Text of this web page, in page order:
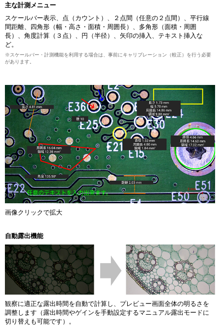
主な計測メニュー
スケールバー表示、点（カウント）、２点間（任意の２点間）、平行線
間距離、四角形（幅・高さ・面積・周囲長）、多角形（面積・周囲
長）、角度計算（３点）、円（半径）、矢印の挿入、テキスト挿入な
ど。
※スケールバー・計測機能を利用する場合は、事前にキャリブレーション（較正）を行う必要
があります。
画像クリックで拡大
自動露出機能
観察に適正な露出時間を自動で計算し、プレビュー画面全体の明るさを
調整します（露出時間やゲインを手動設定するマニュアル露出モードに
切り替えも可能です）。